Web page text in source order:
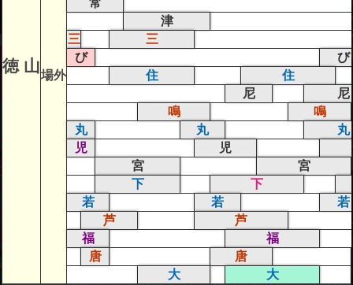
徳 山場外
津
三
三
び
び
住
住
尼
尼
鳴
鳴
丸
丸
丸
児
児
宮
宮
下
下
若
若
若
芦
芦
福
福
唐
唐
大
大